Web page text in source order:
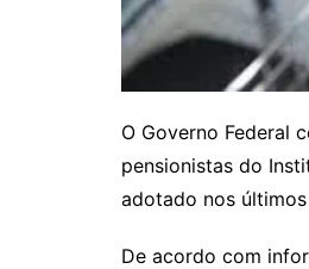
O Governo Federal
pensionistas do
adotado nos
De acordo com